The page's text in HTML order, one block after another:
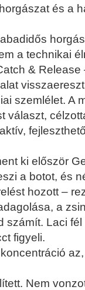
és a
a technikai
&
szemlélet. A
választ,
ki először
a botot, és
hozott –
a
számít. Laci
figyeli.
Nem